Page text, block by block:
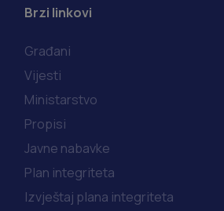
Brzi linkovi
Građani
Vijesti
Ministarstvo
Propisi
Javne nabavke
Plan integriteta
Izvještaj plana integriteta